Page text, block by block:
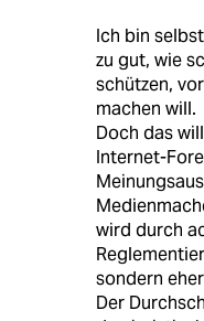
Ich bin
zu gut, wie
schützen,
machen will.
Doch das
Internet-
wird durch
sondern
Der